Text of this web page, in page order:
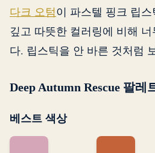
다크 오텀이 파스텔 핑크 립
깊고 따뜻한 컬러링에 비해
다. 립스틱을 안 바른 것처럼
Deep Autumn Rescue 팔레
베스트 색상